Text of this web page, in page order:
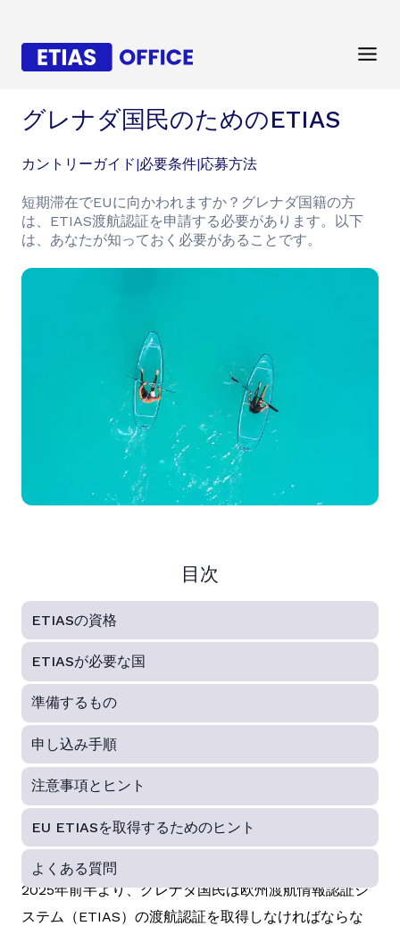
グレナダ国民のためのETIAS
カントリーガイド|必要条件|応募方法
短期滞在でEUに向かわれますか？グレナダ国籍の方
は、ETIAS渡航認証を申請する必要があります。以下
は、あなたが知っておく必要があることです。
目次
ETIASの資格
ETIASが必要な国
準備するもの
申し込み手順
注意事項とヒント
EU ETIASを取得するためのヒント
よくある質問
2025年前半より、グレナダ国民は欧州渡航情報認証シ
ステム（ETIAS）の渡航認証を取得しなければならな